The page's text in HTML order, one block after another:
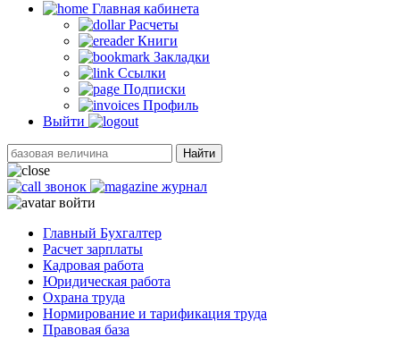
Главная кабинетa
Расчеты
Книги
Закладки
Ссылки
Подписки
Профиль
Выйти
Найти
звонок
журнал
войти
Главный Бухгалтер
Расчет зарплаты
Кадровая работа
Юридическая работа
Охрана труда
Нормирование и тарификация труда
Правовая база